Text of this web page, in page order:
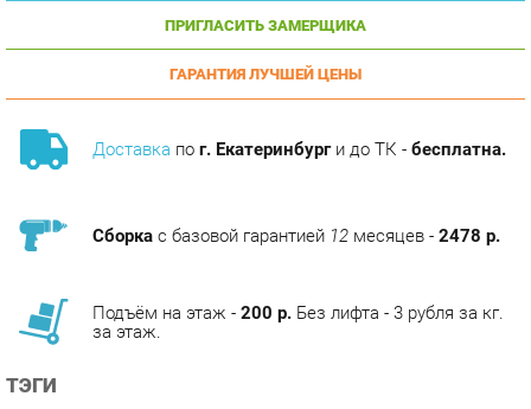
ГАРАНТИЯ ЛУЧШЕЙ ЦЕНЫ
Доставкапог. Екатеринбурги до ТК -бесплатна.
ТЭГИ